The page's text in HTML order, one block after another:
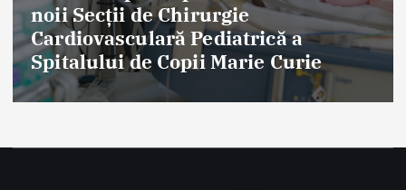
Eternal Beauty, fondată la Salonta, a
aniversat 30 de ani în industria
frumuseții